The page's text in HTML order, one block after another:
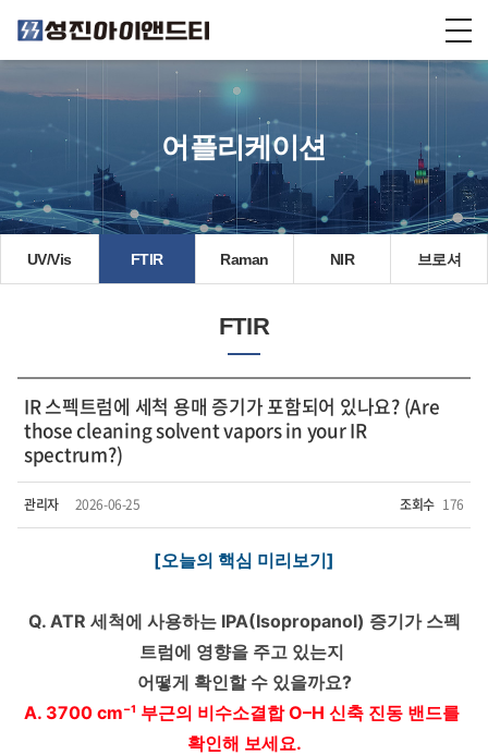
어플리케이션
UV/Vis FTIR Raman NIR 브로셔
FTIR
IR 스펙트럼에 세척 용매 증기가 포함되어 있나요? (Are
those cleaning solvent vapors in your IR
spectrum?)
관리자 2026-06-25 조회수 176
[오늘의 핵심 미리보기]
Q. ATR 세척에 사용하는 IPA(Isopropanol) 증기가 스펙
트럼에 영향을 주고 있는지
어떻게 확인할 수 있을까요?
A. 3700 cm⁻¹ 부근의 비수소결합 O–H 신축 진동 밴드를
확인해 보세요.